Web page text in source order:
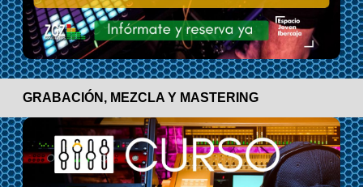
GRABACIÓN, MEZCLA Y MASTERING